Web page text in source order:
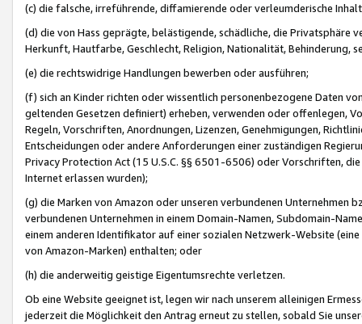
(c) die falsche, irreführende, diffamierende oder verleumderische
(d) die von Hass geprägte, belästigende, schädliche, die Privatsphäre
Herkunft, Hautfarbe, Geschlecht, Religion, Nationalität, Behinderung,
(e) die rechtswidrige Handlungen bewerben oder ausführen;
(f) sich an Kinder richten oder wissentlich personenbezogene Daten
geltenden Gesetzen definiert) erheben, verwenden oder offenlegen,
Regeln, Vorschriften, Anordnungen, Lizenzen, Genehmigungen,
Entscheidungen oder andere Anforderungen einer zuständigen
Privacy Protection Act (15 U.S.C. §§ 6501-6506) oder Vorschriften,
Internet erlassen wurden);
(g) die Marken von Amazon oder unseren verbundenen Unternehmen
verbundenen Unternehmen in einem Domain-Namen, Subdomain-
einem anderen Identifikator auf einer sozialen Netzwerk-Website
von Amazon-Marken) enthalten; oder
(h) die anderweitig geistige Eigentumsrechte verletzen.
Ob eine Website geeignet ist, legen wir nach unserem alleinigen
jederzeit die Möglichkeit den Antrag erneut zu stellen, sobald Sie